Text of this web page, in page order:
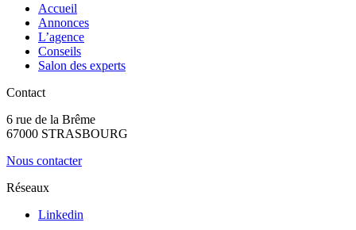
Accueil
Annonces
L’agence
Conseils
Salon des experts
Contact
6 rue de la Brême
67000 STRASBOURG
Nous contacter
Réseaux
Linkedin